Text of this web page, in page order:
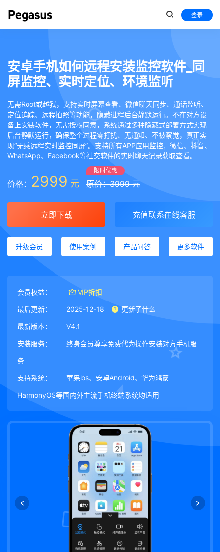
登录
安卓手机如何远程安装监控软件_同
屏监控、实时定位、环境监听
无需Root或越狱，支持实时屏幕查看、微信聊天同步、通话监听、
定位追踪、远程拍照等功能，隐藏进程后台静默运行。不在对方设
备上安装软件，无需授权同意，系统通过多种隐藏式部署方式实现
后台静默运行，确保整个过程零打扰、无通知、不被察觉，真正实
现“无感远程实时监控同屏”。支持所有APP应用监控，微信、抖音、
WhatsApp、Facebook等社交软件的实时聊天记录获取查看。
价格： 2999 元
限时优惠
原价：3999 元
立即下载 充值联系在线客服
升级会员 使用案例 产品问答 更多软件
会员权益： VIP折扣
最后更新： 2025-12-18 更新了什么
最新版本： V4.1
安装服务： 终身会员尊享免费代为操作安装对方手机服
务
支持系统： 苹果ios、安卓Android、华为鸿蒙
HarmonyOS等国内外主流手机终端系统均适用